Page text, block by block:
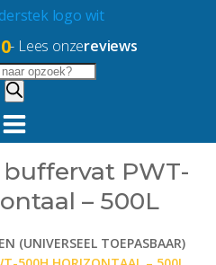
- Lees onzereviews
buffervat PWT-
– 500L
(UNIVERSEEL TOEPASBAAR)